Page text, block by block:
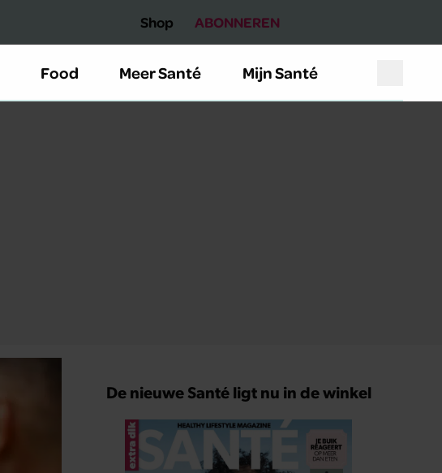
Shop ABONNEREN
Food Meer Santé Mijn Santé
De nieuwe Santé ligt nu in de winkel